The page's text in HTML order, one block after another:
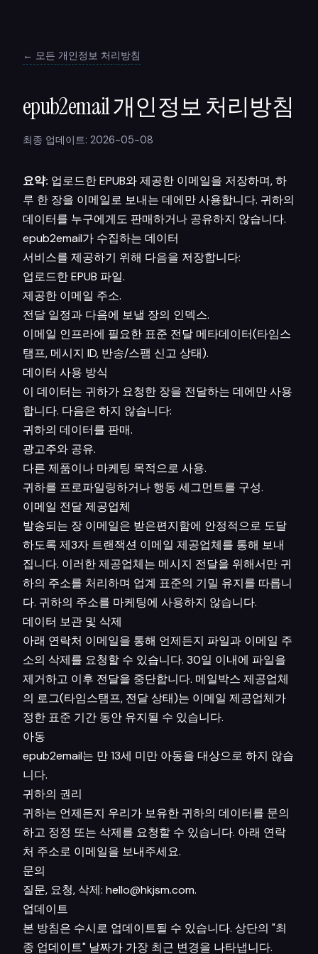
← 모든 개인정보 처리방침
epub2email 개인정보 처리방침
최종 업데이트: 2026-05-08
요약: 업로드한 EPUB와 제공한 이메일을 저장하며, 하
루 한 장을 이메일로 보내는 데에만 사용합니다. 귀하의
데이터를 누구에게도 판매하거나 공유하지 않습니다.
epub2email가 수집하는 데이터
서비스를 제공하기 위해 다음을 저장합니다:
업로드한 EPUB 파일.
제공한 이메일 주소.
전달 일정과 다음에 보낼 장의 인덱스.
이메일 인프라에 필요한 표준 전달 메타데이터(타임스
탬프, 메시지 ID, 반송/스팸 신고 상태).
데이터 사용 방식
이 데이터는 귀하가 요청한 장을 전달하는 데에만 사용
합니다. 다음은 하지 않습니다:
귀하의 데이터를 판매.
광고주와 공유.
다른 제품이나 마케팅 목적으로 사용.
귀하를 프로파일링하거나 행동 세그먼트를 구성.
이메일 전달 제공업체
발송되는 장 이메일은 받은편지함에 안정적으로 도달
하도록 제3자 트랜잭션 이메일 제공업체를 통해 보내
집니다. 이러한 제공업체는 메시지 전달을 위해서만 귀
하의 주소를 처리하며 업계 표준의 기밀 유지를 따릅니
다. 귀하의 주소를 마케팅에 사용하지 않습니다.
데이터 보관 및 삭제
아래 연락처 이메일을 통해 언제든지 파일과 이메일 주
소의 삭제를 요청할 수 있습니다. 30일 이내에 파일을
제거하고 이후 전달을 중단합니다. 메일박스 제공업체
의 로그(타임스탬프, 전달 상태)는 이메일 제공업체가
정한 표준 기간 동안 유지될 수 있습니다.
아동
epub2email는 만 13세 미만 아동을 대상으로 하지 않습
니다.
귀하의 권리
귀하는 언제든지 우리가 보유한 귀하의 데이터를 문의
하고 정정 또는 삭제를 요청할 수 있습니다. 아래 연락
처 주소로 이메일을 보내주세요.
문의
질문, 요청, 삭제: hello@hkjsm.com.
업데이트
본 방침은 수시로 업데이트될 수 있습니다. 상단의 "최
종 업데이트" 날짜가 가장 최근 변경을 나타냅니다.